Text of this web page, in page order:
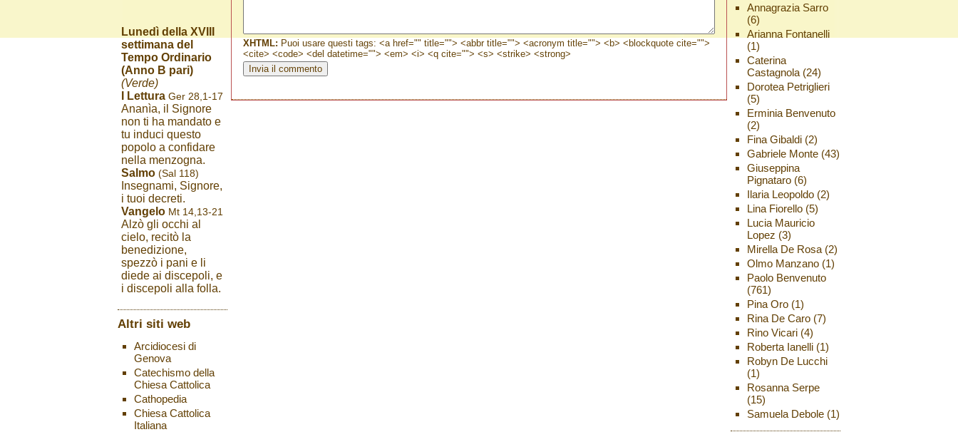
XHTML: Puoi usare questi tags: <a href="" title=""> <abbr title=""> <acronym title=""> <b> <blockquote cite="">
<cite> <code> <del datetime=""> <em> <i> <q cite=""> <s> <strike> <strong>
Lunedì della XVIII
settimana del
Tempo Ordinario
(Anno B pari)
(Verde)
I Lettura Ger 28,1-17
Ananìa, il Signore
non ti ha mandato e
tu induci questo
popolo a confidare
nella menzogna.
Salmo (Sal 118)
Insegnami, Signore,
i tuoi decreti.
Vangelo Mt 14,13-21
Alzò gli occhi al
cielo, recitò la
benedizione,
spezzò i pani e li
diede ai discepoli, e
i discepoli alla folla.
Altri siti web
Arcidiocesi di
Genova
Catechismo della
Chiesa Cattolica
Cathopedia
Chiesa Cattolica
Italiana
Annagrazia Sarro
(6)
Arianna Fontanelli
(1)
Caterina
Castagnola(24)
Dorotea Petriglieri
(5)
Erminia Benvenuto
(2)
Fina Gibaldi(2)
Gabriele Monte(43)
Giuseppina
Pignataro(6)
Ilaria Leopoldo(2)
Lina Fiorello(5)
Lucia Mauricio
Lopez (3)
Mirella De Rosa(2)
Olmo Manzano(1)
Paolo Benvenuto
(761)
Pina Oro(1)
Rina De Caro(7)
Rino Vicari(4)
Roberta Ianelli(1)
Robyn De Lucchi
(1)
Rosanna Serpe
(15)
Samuela Debole(1)